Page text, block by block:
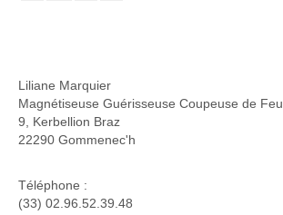
Liliane Marquier
Magnétiseuse Guérisseuse Coupeuse de Feu
9, Kerbellion Braz
22290 Gommenec'h
Téléphone :
(33) 02.96.52.39.48